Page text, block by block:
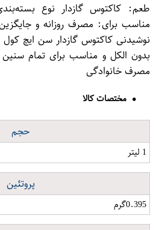
طعم: کاکتوس گازدار نوع
مناسب برای: مصرف روزانه و
نوشیدنی کاکتوس گازدار سن ایچ
بدون الکل و مناسب برای تمام
مصرف خانوادگی
مختصات کالا
حجم
1 لیتر
پروتئین
0.395گرم